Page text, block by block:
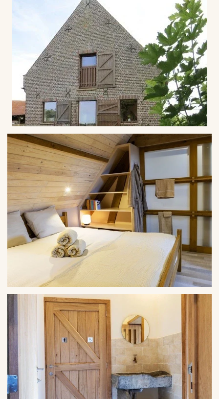
VERGROTEN
VERGROTEN
VERGROTEN